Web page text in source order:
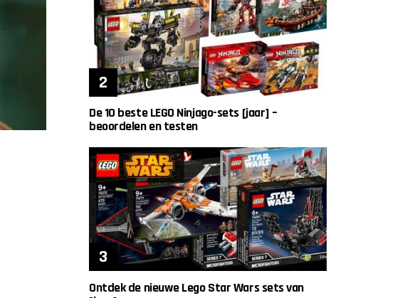
De 10 beste LEGO Ninjago-sets [jaar] –
beoordelen en testen
Ontdek de nieuwe Lego Star Wars sets van